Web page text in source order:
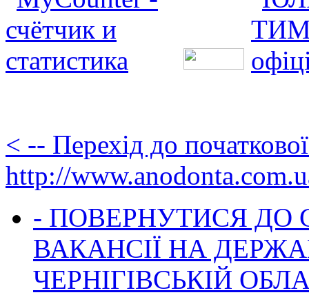
< -- Перехід до
http://
- ПОВЕРНУТИСЯ ДО
ВАКАНСІЇ НА
ЧЕРНІГІВСЬКІЙ